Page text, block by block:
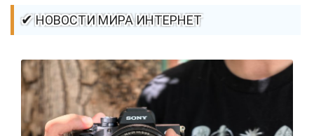
✔ НОВОСТИ МИРА ИНТЕРНЕТ